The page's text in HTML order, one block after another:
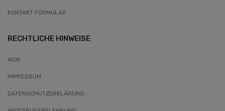
KONTAKT FORMULAR
RECHTLICHE HINWEISE
AGB
IMPRESSUM
DATENSCHUTZERKLÄRUNG